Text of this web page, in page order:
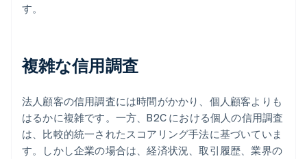
す。
複雑な信用調査
法人顧客の信用調査には時間がかかり、個人顧客よりも
はるかに複雑です。一方、B2C における個人の信用調査
は、比較的統一されたスコアリング手法に基づいていま
す。しかし企業の場合は、経済状況、取引履歴、業界の